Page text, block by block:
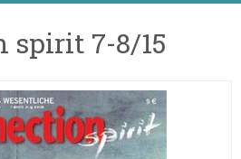
spirit 7-8/15